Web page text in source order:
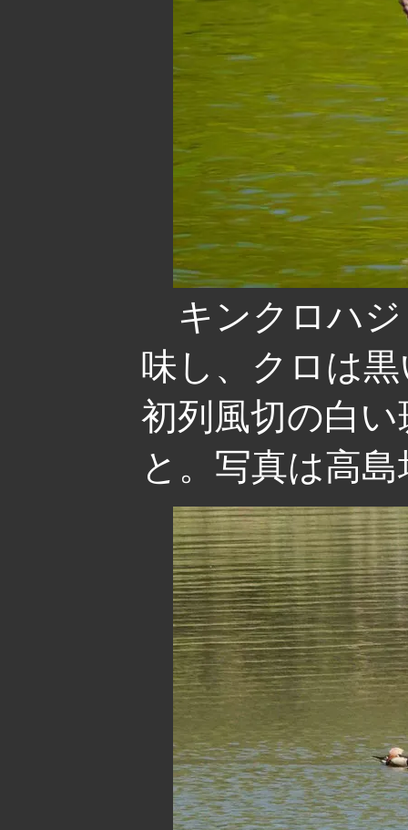
キンクロハジ
味し、クロは
初列風切の白
と。写真は高